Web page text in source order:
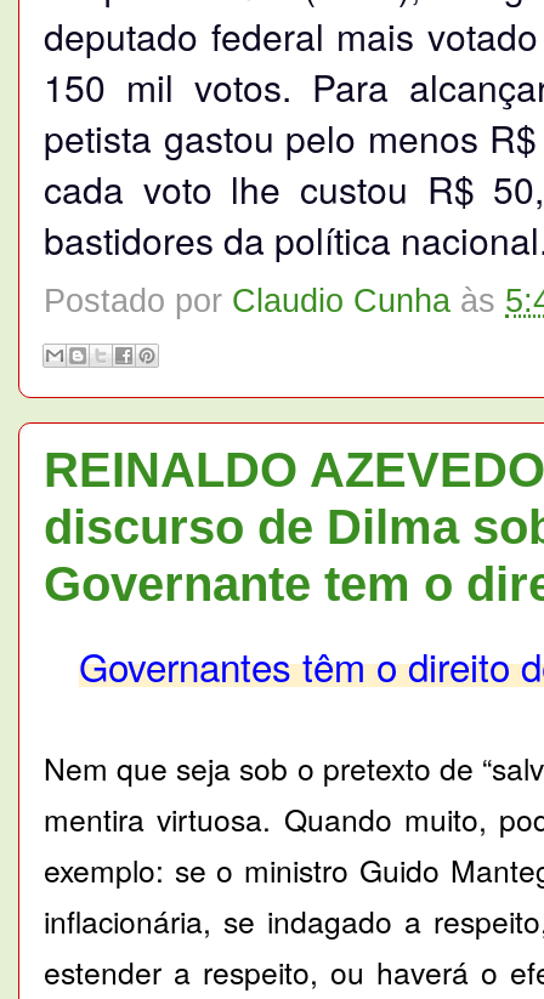
deputado federal mais
150 mil votos. Para
petista gastou pelo menos
cada voto lhe custou R$
bastidores da política
Postado por Claudio Cunha às
REINALDO
discurso de Dilma
Governante tem o
Governantes têm o direito
Nem que seja sob o pretexto de
mentira virtuosa. Quando muito,
exemplo: se o ministro Guido
inflacionária, se indagado a
estender a respeito, ou haverá o